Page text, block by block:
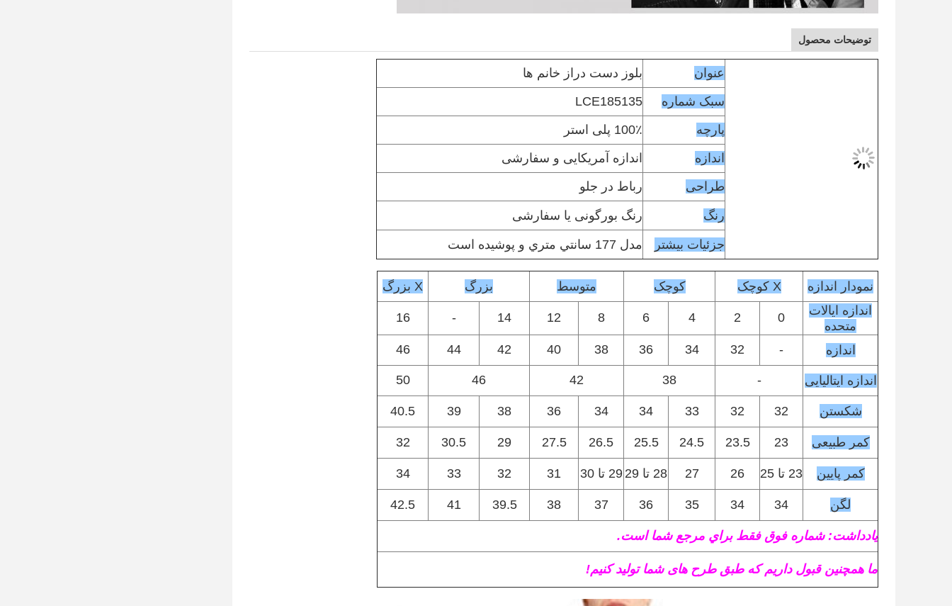
توضیحات محصول
عنوان
بلوز دست دراز خانم ها
سبک شماره
LCE185135
پارچه
100٪ پلی استر
اندازه
اندازه آمریکایی و سفارشی
طراحی
رباط در جلو
رنگ رنگ بورگونی یا سفارشی
جزئیات بیشتر مدل 177 سانتي متري و پوشيده است
نمودار اندازه X کوچک کوچک متوسط بزرگ
X بزرگ
اندازه ایالات
متحده
0
2
4
6
8
12
14
-
16
اندازه -
32
34
36
38
40
42
44
46
اندازه ایتالیایی -
38
42
46
50
شکستن 32
32
33
34
34
36
38
39
40.5
کمر طبیعی 23
23.5
24.5
25.5
26.5
27.5
29
30.5
32
کمر پایین 23 تا 25 26
27 28 تا 29 29 تا 30 31
32
33
34
لگن 34
34
35
36
37
38
39.5
41
42.5
يادداشت: شماره فوق فقط براي مرجع شما است.
ما همچنین قبول داریم که طبق طرح های شما تولید کنیم!